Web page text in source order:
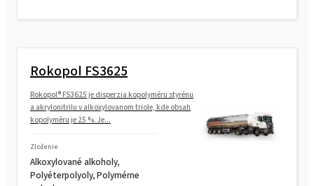
Rokopol® M1170 (polyéterpolyol)
Rokopol® M1180 (polyéterpolyol)
Rokopol® M5000 (polyéterpolyol)
Rokopol FS3625
Rokopol® FS3625 je disperzia kopolyméru styrénu
a akrylonitrilu v alkoxylovanom triole, kde obsah
kopolyméru je 25 %. Je...
Zloženie
Alkoxylované alkoholy,
Polyéterpolyoly, Polymérne